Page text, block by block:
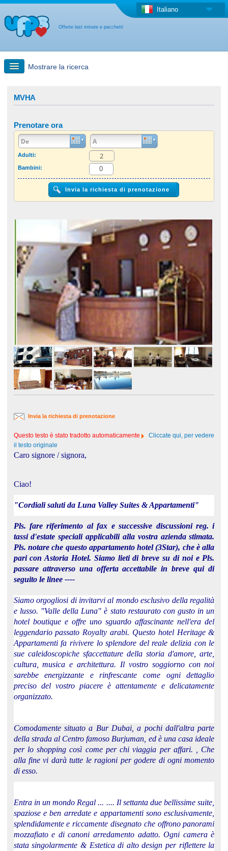
Offerte last minute e pacchetti
Italiano
Mostrare la ricerca
Offerta last minute + Offerta forfettaria
Altro paese
MVHA
Prenotare ora
Adulti:
Bambini:
Invia la richiesta di prenotazione
Questo testo è stato tradotto automaticamente
Cliccate qui, per vedere
il testo originale
Caro signore / signora,
Ciao!
"Cordiali saluti da Luna Valley Suites & Appartamenti"
Pls. fare riferimento al fax e successive discussioni reg. i
tassi d'estate speciali applicabili alla vostra azienda stimata.
Pls. notare che questo appartamento hotel (3Star), che è alla
pari con Astoria Hotel. Siamo lieti di breve su di noi e Pls.
passare attraverso una offerta accettabile in breve qui di
seguito le linee ----
Siamo orgogliosi di invitarvi al mondo esclusivo della regalità
e lusso. "Valle della Luna" è stato restaurato con gusto in un
hotel boutique e offre uno sguardo affascinante nell'era del
leggendario passato Royalty arabi. Questo hotel Heritage &
Appartamenti fa rivivere lo splendore del reale delizia con le
sue caleidoscopiche sfaccettature della storia d'amore, arte,
cultura, musica e architettura. Il vostro soggiorno con noi
sarebbe energizzante e rinfrescante come ogni dettaglio
preciso del vostro piacere è attentamente e delicatamente
organizzato.
Comodamente situato a Bur Dubai, a pochi dall'altra parte
della strada al Centro famoso Burjuman, ed è una casa ideale
per lo shopping così come per chi viaggia per affari. , Che
alla fine vi darà tutte le ragioni per godere di ogni momento
di esso.
Entra in un mondo Regal ... .... Il settanta due bellissime suite,
spaziose e ben arredate e appartamenti sono esclusivamente,
splendidamente e riccamente disegnato che offrono panorami
mozzafiato e di canoni arredamento adatto. Ogni camera è
stata singolarmente & Estetica di alto design per riflettere la